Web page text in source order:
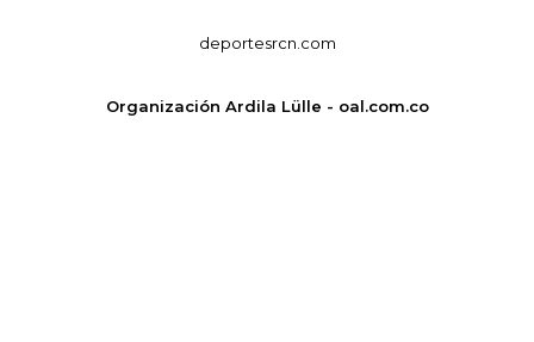
deportesrcn.com
Organización Ardila Lülle - oal.com.co